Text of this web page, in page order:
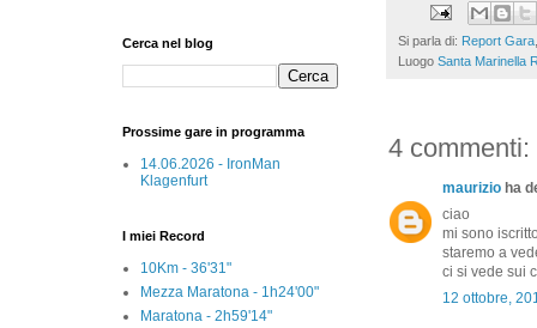
Si parla di: Report Gara
Luogo Santa Marinella
4 commenti:
maurizio ha
ciao
mi sono
staremo a
ci si vede sui
12 ottobre,
Cerca nel blog
Prossime gare in programma
14.06.2026 - IronMan
Klagenfurt
I miei Record
10Km - 36'31"
Mezza Maratona - 1h24'00"
Maratona - 2h59'14"